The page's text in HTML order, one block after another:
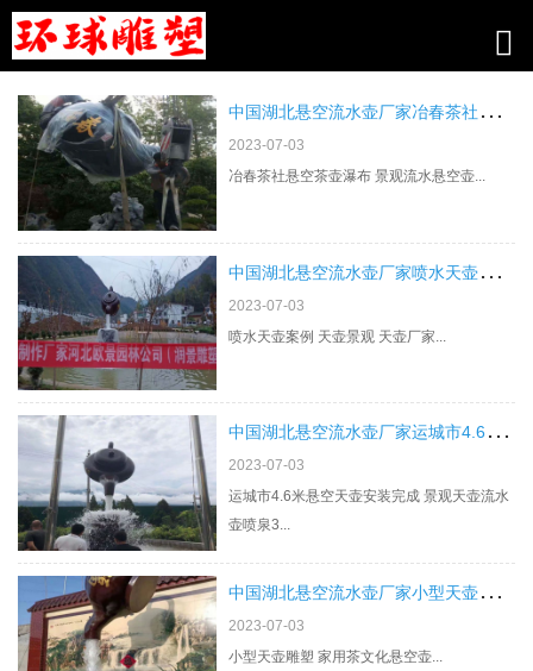
中
国湖北悬空流水壶厂家冶春茶社悬空茶壶瀑布 景观流水悬空壶
2023-07-03
冶春茶社悬空茶壶瀑布 景观流水悬空壶...
中
国湖北悬空流水壶厂家喷水天壶案例 天壶景观 天壶厂家
2023-07-03
喷水天壶案例 天壶景观 天壶厂家...
中
国湖北悬空流水壶厂家运城市4.6米悬空天壶安装完成 景观天壶流水壶喷泉3
2023-07-03
运城市4.6米悬空天壶安装完成 景观天壶流水
壶喷泉3...
中
国湖北悬空流水壶厂家小型天壶雕塑 家用茶文化悬空壶
2023-07-03
小型天壶雕塑 家用茶文化悬空壶...